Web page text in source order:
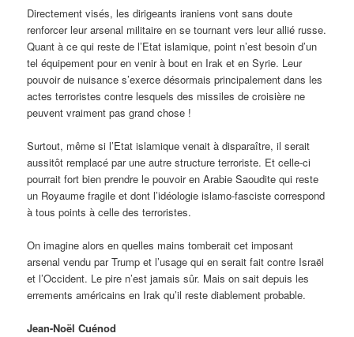
Directement visés, les dirigeants iraniens vont sans doute
renforcer leur arsenal militaire en se tournant vers leur allié russe.
Quant à ce qui reste de l’Etat islamique, point n’est besoin d’un
tel équipement pour en venir à bout en Irak et en Syrie. Leur
pouvoir de nuisance s’exerce désormais principalement dans les
actes terroristes contre lesquels des missiles de croisière ne
peuvent vraiment pas grand chose !
Surtout, même si l’Etat islamique venait à disparaître, il serait
aussitôt remplacé par une autre structure terroriste. Et celle-ci
pourrait fort bien prendre le pouvoir en Arabie Saoudite qui reste
un Royaume fragile et dont l’idéologie islamo-fasciste correspond
à tous points à celle des terroristes.
On imagine alors en quelles mains tomberait cet imposant
arsenal vendu par Trump et l’usage qui en serait fait contre Israël
et l’Occident. Le pire n’est jamais sûr. Mais on sait depuis les
errements américains en Irak qu’il reste diablement probable.
Jean-Noël Cuénod